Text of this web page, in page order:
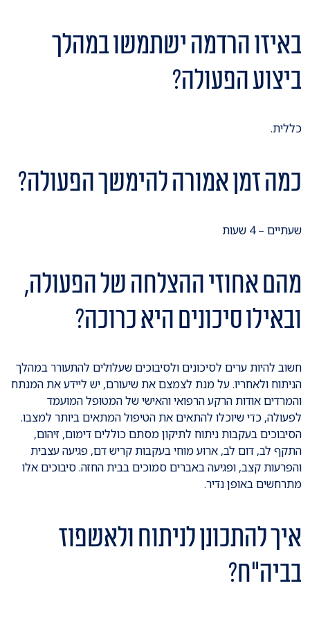
באיזו הרדמה ישתמשו במהלך
ביצוע הפעולה?
כללית.
כמה זמן אמורה להימשך הפעולה?
שעתיים – 4 שעות
מהם אחוזי ההצלחה של הפעולה,
ובאילו סיכונים היא כרוכה?
חשוב להיות ערים לסיכונים ולסיבוכים שעלולים להתעורר במהלך
הניתוח ולאחריו. על מנת לצמצם את שיעורם, יש ליידע את המנתח
והמרדים אודות הרקע הרפואי והאישי של המטופל המועמד
לפעולה, כדי שיוכלו להתאים את הטיפול המתאים ביותר למצבו.
הסיבוכים בעקבות ניתוח לתיקון מסתם כוללים דימום, זיהום,
התקף לב, דום לב, ארוע מוחי בעקבות קריש דם, פגיעה עצבית
והפרעות קצב, ופגיעה באברים סמוכים בבית החזה. סיבוכים אלו
מתרחשים באופן נדיר.
איך להתכונן לניתוח ולאשפוז
בביה"ח?